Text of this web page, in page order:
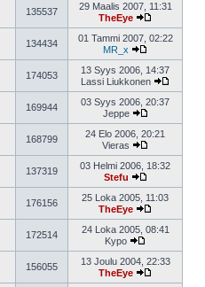
135537
29 Maalis 2007, 11:31
TheEye
134434
01 Tammi 2007, 02:22
MR_x
174053
13 Syys 2006, 14:37
Lassi Liukkonen
169944
03 Syys 2006, 20:37
Jeppe
168799
24 Elo 2006, 20:21
Vieras
137319
03 Helmi 2006, 18:32
Stefu
176156
25 Loka 2005, 11:03
TheEye
172514
24 Loka 2005, 08:41
Kypo
156055
13 Joulu 2004, 22:33
TheEye